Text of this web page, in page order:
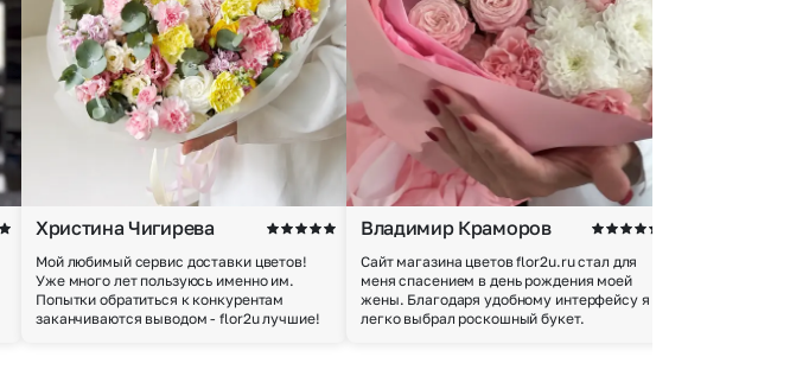
Христина Чигирева
Мой любимый сервис доставки цветов!
Уже много лет пользуюсь именно им.
Попытки обратиться к конкурентам
заканчиваются выводом - flor2u лучшие!
Владимир Краморов
Сайт магазина цветов flor2u.ru стал для
меня спасением в день рождения моей
жены. Благодаря удобному интерфейсу я
легко выбрал роскошный букет.